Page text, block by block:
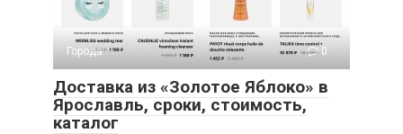
Города 0
Доставка из «Золотое Яблоко» в
Ярославль, сроки, стоимость,
каталог